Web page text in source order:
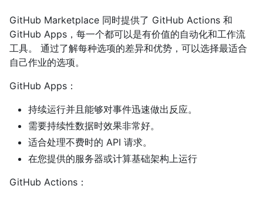
GitHub Marketplace 同时提供了 GitHub Actions 和
GitHub Apps，每一个都可以是有价值的自动化和工作流
工具。 通过了解每种选项的差异和优势，可以选择最适合
自己作业的选项。
GitHub Apps：
持续运行并且能够对事件迅速做出反应。
需要持续性数据时效果非常好。
适合处理不费时的 API 请求。
在您提供的服务器或计算基础架构上运行
GitHub Actions：